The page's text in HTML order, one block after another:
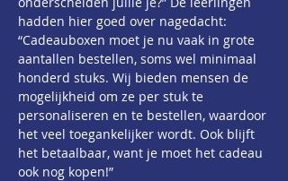
hadden hier goed over nagedacht:
“Cadeauboxen moet je nu vaak in grote
aantallen bestellen, soms wel minimaal
honderd stuks. Wij bieden mensen de
mogelijkheid om ze per stuk te
personaliseren en te bestellen, waardoor
het veel toegankelijker wordt. Ook blijft
het betaalbaar, want je moet het cadeau
ook nog kopen!”